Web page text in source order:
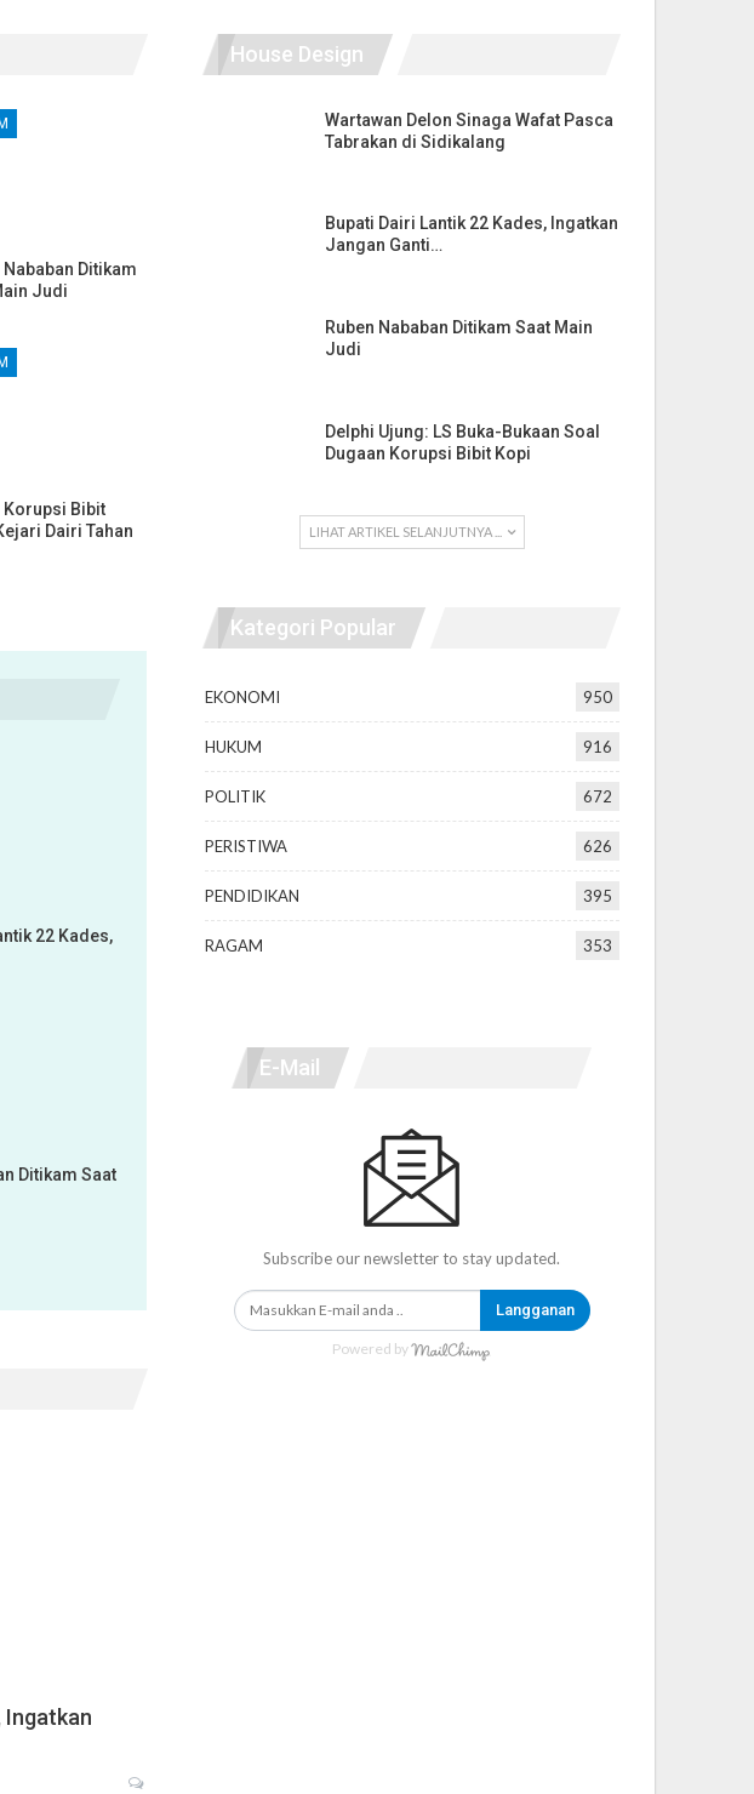
Nababan Ditikam
Judi
Korupsi Bibit
Dairi Tahan
22 Kades,
Ditikam Saat
Ingatkan
House Design
Wartawan Delon Sinaga Wafat Pasca
Tabrakan di Sidikalang
Bupati Dairi Lantik 22 Kades, Ingatkan
Jangan Ganti…
Ruben Nababan Ditikam Saat Main
Judi
Delphi Ujung: LS Buka-Bukaan Soal
Dugaan Korupsi Bibit Kopi
LIHAT ARTIKEL SELANJUTNYA ...
Kategori Popular
EKONOMI 950
HUKUM 916
POLITIK 672
PERISTIWA 626
PENDIDIKAN 395
RAGAM 353
E-Mail
Subscribe our newsletter to stay updated.
Langganan
Powered by